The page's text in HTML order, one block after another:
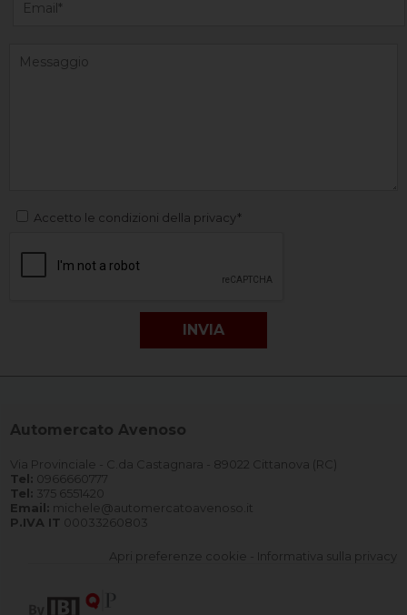
Accetto le condizioni della privacy*
Automercato Avenoso
Via Provinciale - C.da Castagnara - 89022 Cittanova (RC)
Tel: 0966660777
Tel: 375 6551420
Email: michele@automercatoavenoso.it
P.IVA IT 00033260803
Apri preferenze cookie Informativa sulla privacy